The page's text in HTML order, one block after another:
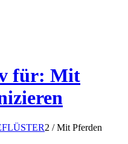
für: Mit
2 / Mit Pferden